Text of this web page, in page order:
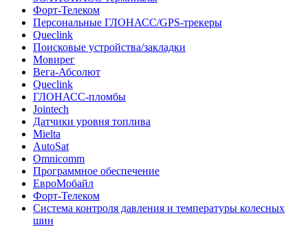
Форт-Телеком
Персональные ГЛОНАСС/GPS-трекеры
Queclink
Поисковые устройства/закладки
Мовирег
Вега-Абсолют
Queclink
ГЛОНАСС-пломбы
Jointech
Датчики уровня топлива
Mielta
AutoSat
Omnicomm
Программное обеспечение
ЕвроМобайл
Форт-Телеком
Система контроля давления и температуры колесных
шин